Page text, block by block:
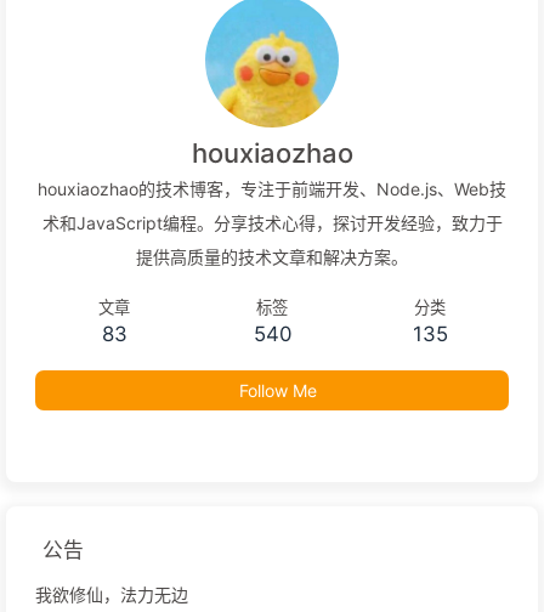
houxiaozhao
houxiaozhao的技术博客，专注于前端开发、Node.js、Web技
术和JavaScript编程。分享技术心得，探讨开发经验，致力于
提供高质量的技术文章和解决方案。
文章
83
标签
540
分类
135
Follow Me
公告
我欲修仙，法力无边